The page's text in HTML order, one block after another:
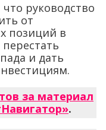
руководство
от
позиций в
и дать
за материал
.